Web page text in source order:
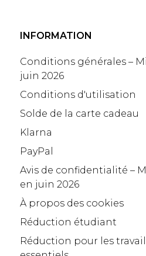
INFORMATION
Conditions générales –
juin 2026
Conditions d'utilisation
Solde de la carte cadeau
Klarna
PayPal
Avis de confidentialité –
en juin 2026
À propos des cookies
Réduction étudiant
Réduction pour les